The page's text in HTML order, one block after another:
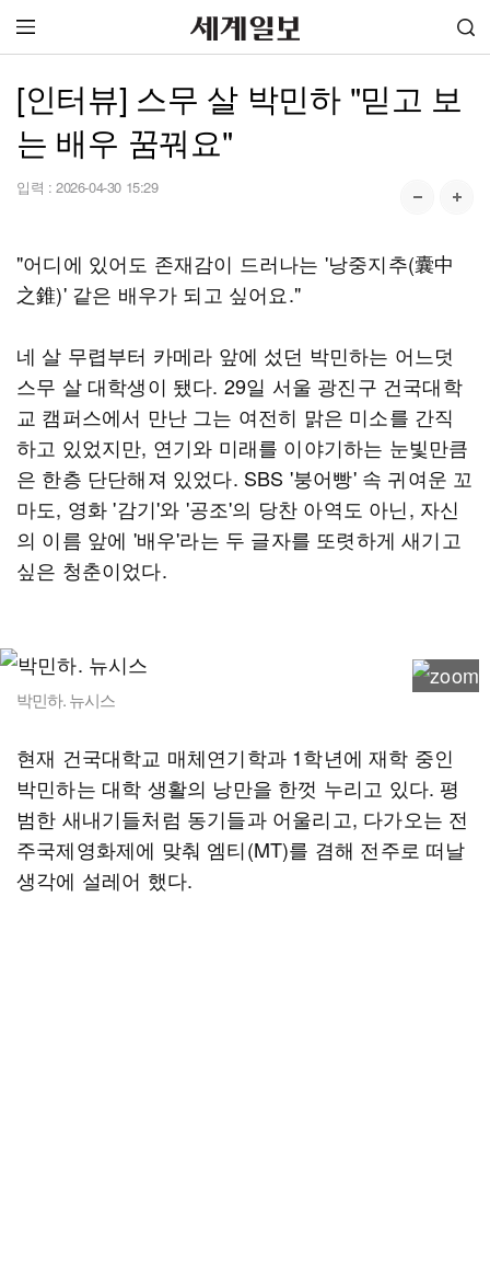
[인터뷰] 스무 살 박민하 "믿고 보
는 배우 꿈꿔요"
입력 : 2026-04-30 15:29
"어디에 있어도 존재감이 드러나는 '낭중지추(囊中
之錐)' 같은 배우가 되고 싶어요."
네 살 무렵부터 카메라 앞에 섰던 박민하는 어느덧
스무 살 대학생이 됐다. 29일 서울 광진구 건국대학
교 캠퍼스에서 만난 그는 여전히 맑은 미소를 간직
하고 있었지만, 연기와 미래를 이야기하는 눈빛만큼
은 한층 단단해져 있었다. SBS '붕어빵' 속 귀여운 꼬
마도, 영화 '감기'와 '공조'의 당찬 아역도 아닌, 자신
의 이름 앞에 '배우'라는 두 글자를 또렷하게 새기고
싶은 청춘이었다.
박민하. 뉴시스
현재 건국대학교 매체연기학과 1학년에 재학 중인
박민하는 대학 생활의 낭만을 한껏 누리고 있다. 평
범한 새내기들처럼 동기들과 어울리고, 다가오는 전
주국제영화제에 맞춰 엠티(MT)를 겸해 전주로 떠날
생각에 설레어 했다.